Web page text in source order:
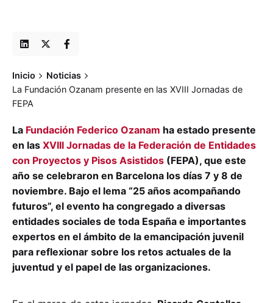
Inicio
Noticias
La Fundación Ozanam presente en las XVIII Jornadas de
FEPA
La Fundación Federico Ozanam ha estado presente
en las XVIII Jornadas de la Federación de Entidades
con Proyectos y Pisos Asistidos (FEPA), que este
año se celebraron en Barcelona los días 7 y 8 de
noviembre. Bajo el lema “25 años acompañando
futuros”, el evento ha congregado a diversas
entidades sociales de toda España e importantes
expertos en el ámbito de la emancipación juvenil
para reflexionar sobre los retos actuales de la
juventud y el papel de las organizaciones.